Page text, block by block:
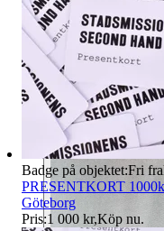
Badge på objektet:Fri
PRESENTKORT
Göteborg
Pris:1 000 kr,Köp nu.